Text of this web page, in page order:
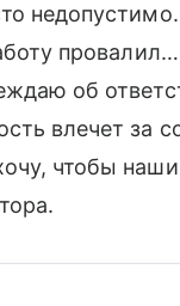
об
влечет за
чтобы